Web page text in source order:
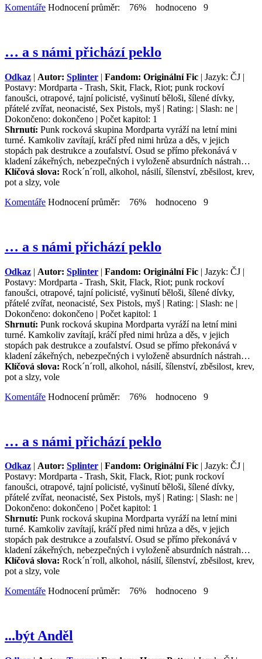
Komentáře Hodnocení průměr: 76% hodnoceno 9
… a s námi přichází peklo
Odkaz | Autor: Splinter | Fandom: Originální Fic | Jazyk: ČJ |
Postavy: Mordparta - Trash, Skit, Flack, Riot; punk rockoví
fanoušci, otrapové, tajní policisté, vyšinutí běloši, šílené dívky,
přátelé zvířat, neonacisté, Sex Pistols, myš | Rating: | Slash: ne |
Dokončeno: dokončeno | Počet kapitol: 1
Shrnutí: Punk rocková skupina Mordparta vyráží na letní mini
turné. Kamkoliv zavítají, kráčí před nimi hrůza a děs, v jejich
stopách pak destrukce a zoufalství. Osud se přímo překonává v
kladení zákeřných, nebezpečných i vyloženě absurdních nástrah…
Klíčová slova: Rock´n´roll, alkohol, násilí, šílenství, zběsilost, krev,
pot a slzy, vole
Komentáře Hodnocení průměr: 76% hodnoceno 9
… a s námi přichází peklo
Odkaz | Autor: Splinter | Fandom: Originální Fic | Jazyk: ČJ |
Postavy: Mordparta - Trash, Skit, Flack, Riot; punk rockoví
fanoušci, otrapové, tajní policisté, vyšinutí běloši, šílené dívky,
přátelé zvířat, neonacisté, Sex Pistols, myš | Rating: | Slash: ne |
Dokončeno: dokončeno | Počet kapitol: 1
Shrnutí: Punk rocková skupina Mordparta vyráží na letní mini
turné. Kamkoliv zavítají, kráčí před nimi hrůza a děs, v jejich
stopách pak destrukce a zoufalství. Osud se přímo překonává v
kladení zákeřných, nebezpečných i vyloženě absurdních nástrah…
Klíčová slova: Rock´n´roll, alkohol, násilí, šílenství, zběsilost, krev,
pot a slzy, vole
Komentáře Hodnocení průměr: 76% hodnoceno 9
… a s námi přichází peklo
Odkaz | Autor: Splinter | Fandom: Originální Fic | Jazyk: ČJ |
Postavy: Mordparta - Trash, Skit, Flack, Riot; punk rockoví
fanoušci, otrapové, tajní policisté, vyšinutí běloši, šílené dívky,
přátelé zvířat, neonacisté, Sex Pistols, myš | Rating: | Slash: ne |
Dokončeno: dokončeno | Počet kapitol: 1
Shrnutí: Punk rocková skupina Mordparta vyráží na letní mini
turné. Kamkoliv zavítají, kráčí před nimi hrůza a děs, v jejich
stopách pak destrukce a zoufalství. Osud se přímo překonává v
kladení zákeřných, nebezpečných i vyloženě absurdních nástrah…
Klíčová slova: Rock´n´roll, alkohol, násilí, šílenství, zběsilost, krev,
pot a slzy, vole
Komentáře Hodnocení průměr: 76% hodnoceno 9
...být Anděl